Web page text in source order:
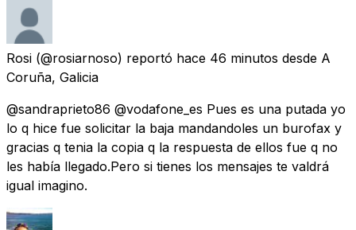
Rosi (@rosiarnoso) reportó hace 46 minutos desde A
Coruña, Galicia
@sandraprieto86 @vodafone_es Pues es una putada yo
lo q hice fue solicitar la baja mandandoles un burofax y
gracias q tenia la copia q la respuesta de ellos fue q no
les había llegado.Pero si tienes los mensajes te valdrá
igual imagino.